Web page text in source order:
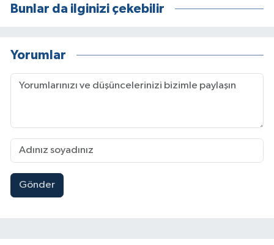
Bunlar da ilginizi çekebilir
Yorumlar
Gönder